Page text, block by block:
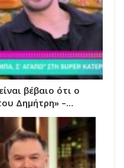
βέβαιο ότι ο
Δημήτρη» –…